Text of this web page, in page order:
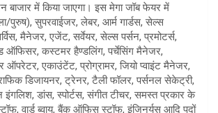
बाजार में किया जाएगा। इस मेगा जॉब फेयर में
पुरुष), सुपरवाईजर, लेबर, आर्म गार्डस, सेल्स
मैनेजर, एजेंट, सर्वेयर, सेल्स पर्सन, प्रमोटर्स,
कस्टमर हैण्डलिंग, पर्चेसिंग मैनेजर,
ऑपरेटर, एकाउंटेंट, प्रोग्रामर, जियो प्वाइंट मैनेजर,
डिजायनर, ट्रेनर, टैली फॉलर, पर्सनल सेकेट्री,
डांस, स्पोर्टस, संगीत टीचर, समस्त प्रकार के
वार्ड ब्वाय, बैंक ऑफिस स्टॉफ, इंजिनर्यस आदि पदों